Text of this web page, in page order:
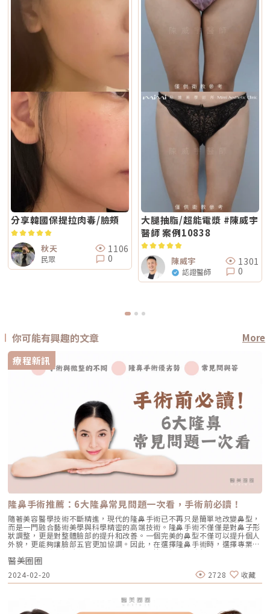
分享韓國保提拉肉毒/臉頰
秋天
民眾
1106
0
大腿抽脂/超能電漿 #陳威宇
醫師 案例10838
陳威宇
認證醫師
1301
0
你可能有興趣的文章
More
療程新訊
隆鼻手術推薦：6大隆鼻常見問題一次看，手術前必讀！
隨著美容醫學技術不斷精進，現代的隆鼻手術已不再只是簡單地改變鼻型，
而是一門融合藝術美學與科學精密的高端技術。隆鼻手術不僅僅是對鼻子形
狀調整，更是對整體臉部的提升和改善。一個完美的鼻型不僅可以提升個人
外貌，更能夠讓臉部五官更加協調。因此，在選擇隆鼻手術時，選擇專業的
醫師並擁有豐富經驗和精湛的技術，能夠根據每個人的臉部結構和需求，量
身定制最適合的手術方案。然而，市面上隆鼻手術這麼多，隆鼻推薦的手術
方式有哪些？隆鼻手術與微整的不同之處又是什麼？隆鼻有哪些常見問題？
就讓小編逐一解答。隆鼻手術與微整隆鼻的不同？挺拔的鼻型能夠使整體臉
部視覺聚焦在中心，使臉部輪廓更加立體。然而，需要留意的是，鼻子並非
越高越好，而是需要注重與其他五官的協調感以及整體臉型的和諧度。在鼻
部整形方面，通常有2種方式可供選擇： 療程名稱 隆鼻手術 微整型隆鼻 重
醫美圈圈
2024-02-20 2728 收藏